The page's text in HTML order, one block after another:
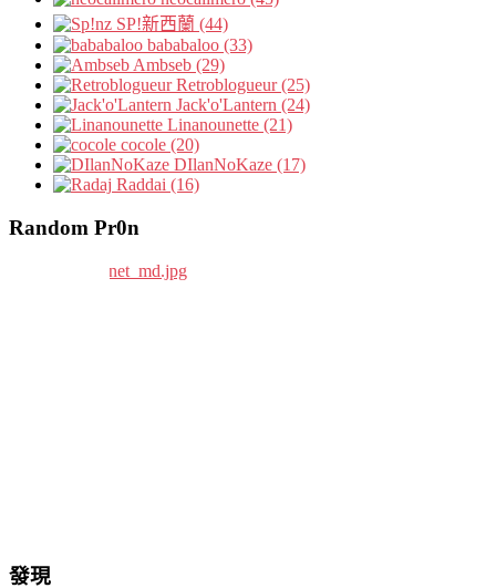
SP!新西蘭 (44)
bababaloo (33)
Ambseb (29)
Retroblogueur (25)
Jack'o'Lantern (24)
Linanounette (21)
cocole (20)
DIlanNoKaze (17)
Raddai (16)
Random Pr0n
發現